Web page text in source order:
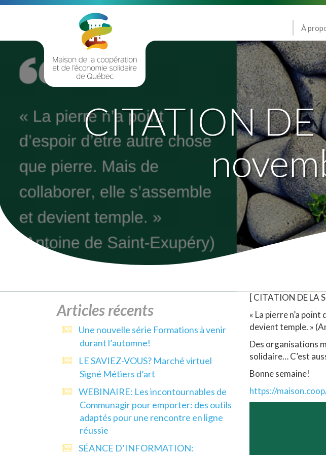
À
CITATION
[ CITATION DE LA
« La pierre n’a
devient temple. »
Des organisations
solidaire… C’est
Bonne semaine!
https://
Articles récents
Une nouvelle série Formations à venir
durant l’automne!
LE SAVIEZ-VOUS? Marché virtuel
Signé Métiers d’art
WEBINAIRE: Les incontournables de
Communagir pour emporter: des outils
adaptés pour une rencontre en ligne
réussie
SÉANCE D’INFORMATION: